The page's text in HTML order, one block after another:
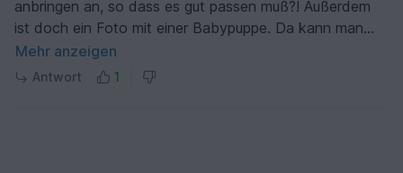
anbringen an, so dass es gut passen muß?! Außerdem
ist doch ein Foto mit einer Babypuppe. Da kann man
doch genau sehen wie es passt?!
Mehr anzeigen
Antwort 1